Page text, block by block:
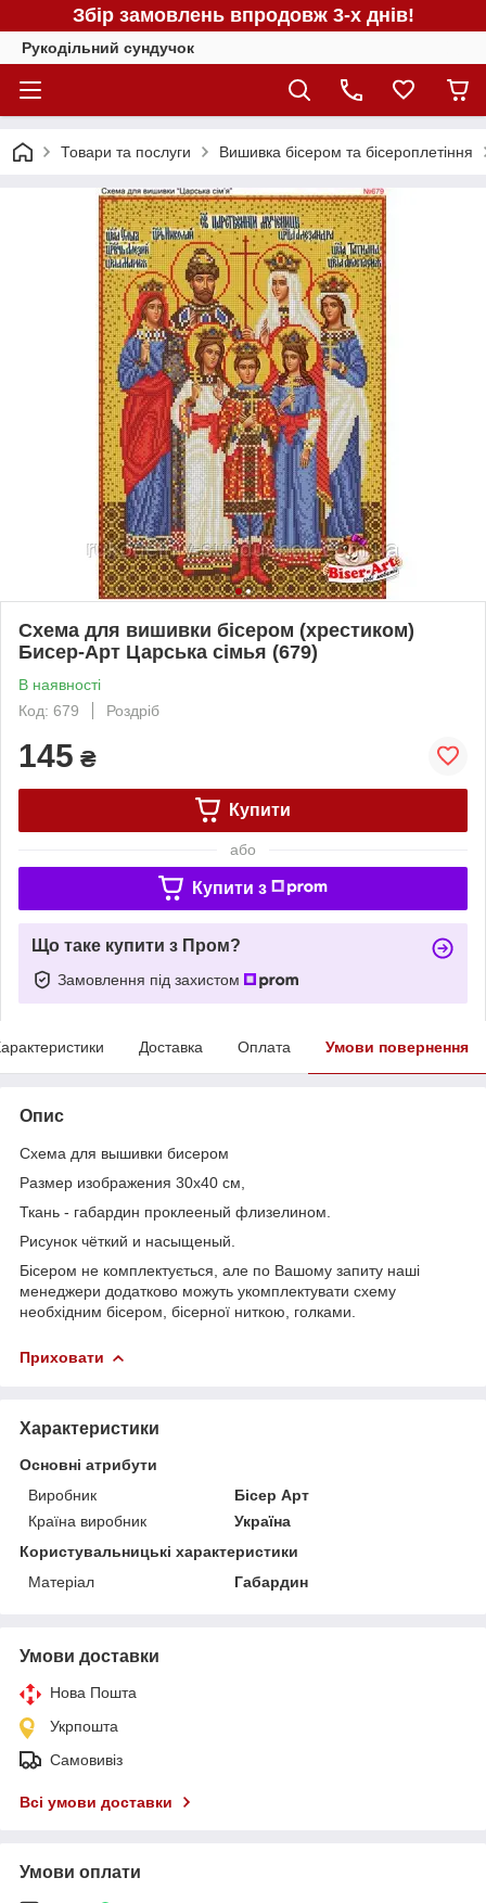
Збір замовлень впродовж 3-х днів!
Рукодільний сундучок
Товари та послуги Вишивка бісером та бісероплетіння
Схема для вишивки бісером (хрестиком)
Бисер-Арт Царська сімья (679)
В наявності
Код: 679
Роздріб
145 ₴
Купити
або
Купити з
Що таке купити з Пром?
Замовлення під захистом
Доставка Оплата Умови повернення
Опис
Схема для вышивки бисером
Размер изображения 30х40 см,
Ткань - габардин проклееный флизелином.
Рисунок чёткий и насыщеный.
Бісером не комплектується, але по Вашому запиту наші
менеджери додатково можуть укомплектувати схему
необхідним бісером, бісерної ниткою, голками.
Приховати
Характеристики
Основні атрибути
Виробник
Бісер Арт
Країна виробник
Україна
Користувальницькі характеристики
Матеріал
Габардин
Умови доставки
Нова Пошта
Укрпошта
Самовивіз
Всі умови доставки
Умови оплати